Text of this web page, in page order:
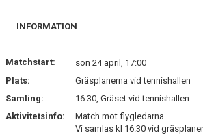
KONTAKT
INFORMATION
Matchstart:
sön 24 april, 17:00
Plats:
Gräsplanerna vid tennishallen
Samling:
16:30, Gräset vid tennishallen
Aktivitetsinfo:
Match mot flygledarna.
Vi samlas kl 16.30 vid